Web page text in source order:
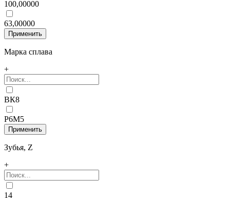
100,00000
63,00000
Марка сплава
+
ВК8
Р6М5
Зубья, Z
+
14